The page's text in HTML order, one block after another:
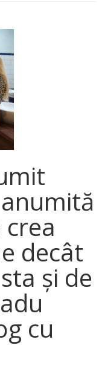
decât
și de
cu